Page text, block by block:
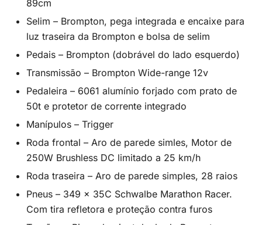
89cm
Selim – Brompton, pega integrada e encaixe para
luz traseira da Brompton e bolsa de selim
Pedais – Brompton (dobrável do lado esquerdo)
Transmissão – Brompton Wide-range 12v
Pedaleira – 6061 alumínio forjado com prato de
50t e protetor de corrente integrado
Manípulos – Trigger
Roda frontal – Aro de parede simles, Motor de
250W Brushless DC limitado a 25 km/h
Roda traseira – Aro de parede simples, 28 raios
Pneus – 349 x 35C Schwalbe Marathon Racer.
Com tira refletora e proteção contra furos